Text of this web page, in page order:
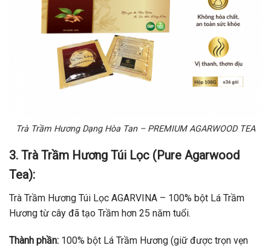
Trà Trầm Hương Dạng Hòa Tan – PREMIUM AGARWOOD TEA
3. Trà Trầm Hương Túi Lọc (Pure Agarwood
Tea):
Trà Trầm Hương Túi Lọc AGARVINA – 100% bột Lá Trầm
Hương từ cây đã tạo Trầm hơn 25 năm tuổi.
Thành phần: 100% bột Lá Trầm Hương (giữ được trọn vẹn